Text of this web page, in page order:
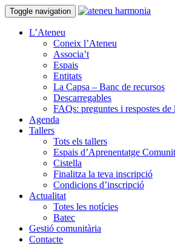
Toggle navigation
L’Ateneu
Coneix l’Ateneu
Associa’t
Espais
Entitats
La Capsa – Banc de recursos
Descarregables
FAQs: preguntes i respostes
Agenda
Tallers
Tots els tallers
Espais d’Aprenentatge
Cistella
Finalitza la teva inscripció
Condicions d’inscripció
Actualitat
Totes les notícies
Batec
Gestió comunitària
Contacte